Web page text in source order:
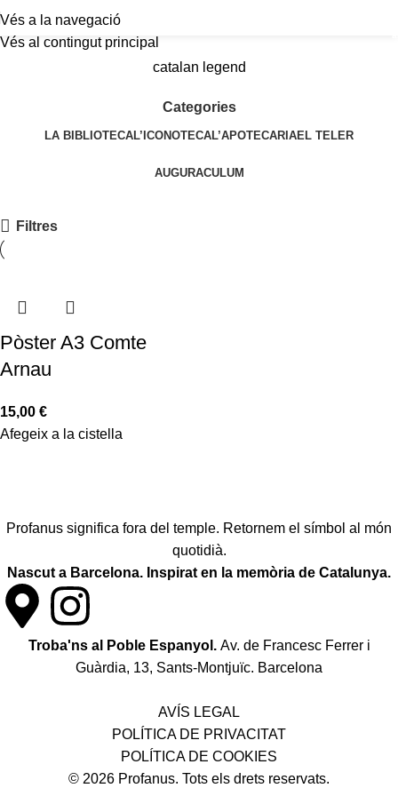
Vés a la navegació
Vés al contingut principal
catalan legend
Categories
LA BIBLIOTECAL’ICONOTECAL’APOTECARIAEL TELER
AUGURACULUM
Filtres
Pòster A3 Comte
Arnau
15,00 €
Afegeix a la cistella
Profanus significa fora del temple. Retornem el símbol al món
quotidià.
Nascut a Barcelona. Inspirat en la memòria de Catalunya.
Troba'ns al Poble Espanyol. Av. de Francesc Ferrer i
Guàrdia, 13, Sants-Montjuïc. Barcelona
AVÍS LEGAL
POLÍTICA DE PRIVACITAT
POLÍTICA DE COOKIES
© 2026 Profanus. Tots els drets reservats.